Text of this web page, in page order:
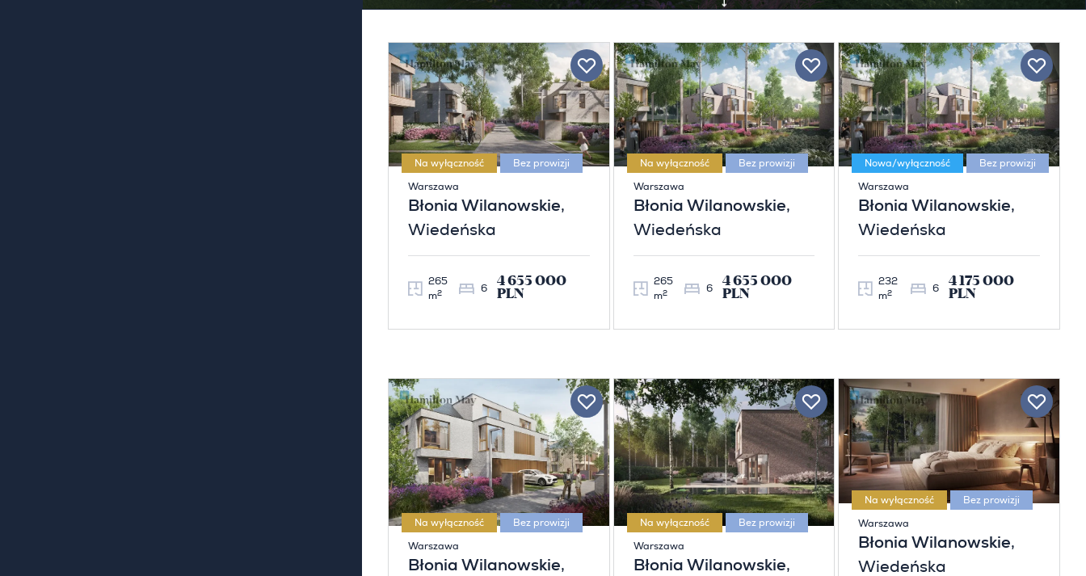
Na wyłączność Bez prowizji
Warszawa
Błonia Wilanowskie,
Wiedeńska
265
m2 6 4 655 000
PLN
Na wyłączność Bez prowizji
Warszawa
Błonia Wilanowskie,
Wiedeńska
265
m2 6 4 655 000
PLN
Nowa/wyłączność Bez prowizji
Warszawa
Błonia Wilanowskie,
Wiedeńska
232
m2 6 4 175 000
PLN
Na wyłączność Bez prowizji
Warszawa
Błonia Wilanowskie,
Na wyłączność Bez prowizji
Warszawa
Błonia Wilanowskie,
Na wyłączność Bez prowizji
Warszawa
Błonia Wilanowskie,
Wiedeńska